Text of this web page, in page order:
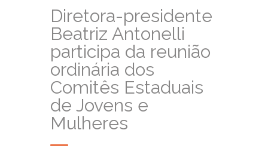
Diretora-presidente
Beatriz Antonelli
participa da reunião
ordinária dos
Comitês Estaduais
de Jovens e
Mulheres